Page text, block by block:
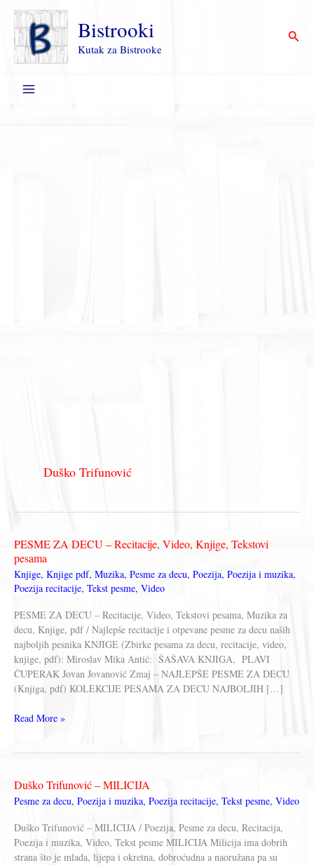
Пређи
садржај
Bistrooki
Kutak za Bistrooke
Duško Trifunović
PESME ZA DECU – Recitacije, Video, Knjige, Tekstovi
pesama
Knjige, Knjige pdf, Muzika, Pesme za decu, Poezija, Poezija i muzika,
Poezija recitacije, Tekst pesme, Video
PESME ZA DECU – Recitacije, Video, Tekstovi pesama, Muzika za
decu, Knjige, pdf / Najlepše recitacije i otpevane pesme za decu naših
najboljih pesnika KNJIGE (Zbirke pesama za decu, recitacije, video,
knjige, pdf): Miroslav Mika Antić: ŠAŠAVA KNJIGA, PLAVI
ČUPERAK Jovan Jovanović Zmaj – NAJLEPŠE PESME ZA DECU
(Knjiga, pdf) KOLEKCIJE PESAMA ZA DECU NAJBOLJIH […]
PESME
Video,
Knjige,
pesama
Read More »
Duško Trifunović – MILICIJA
Pesme za decu, Poezija i muzika, Poezija recitacije, Tekst pesme, Video
Duško Trifunović – MILICIJA / Poezija, Pesme za decu, Recitacija,
Poezija i muzika, Video, Tekst pesme MILICIJA Milicija ima dobrih
strana što je mlada, lijepa i okretna, dobroćudna a naoružana pa su